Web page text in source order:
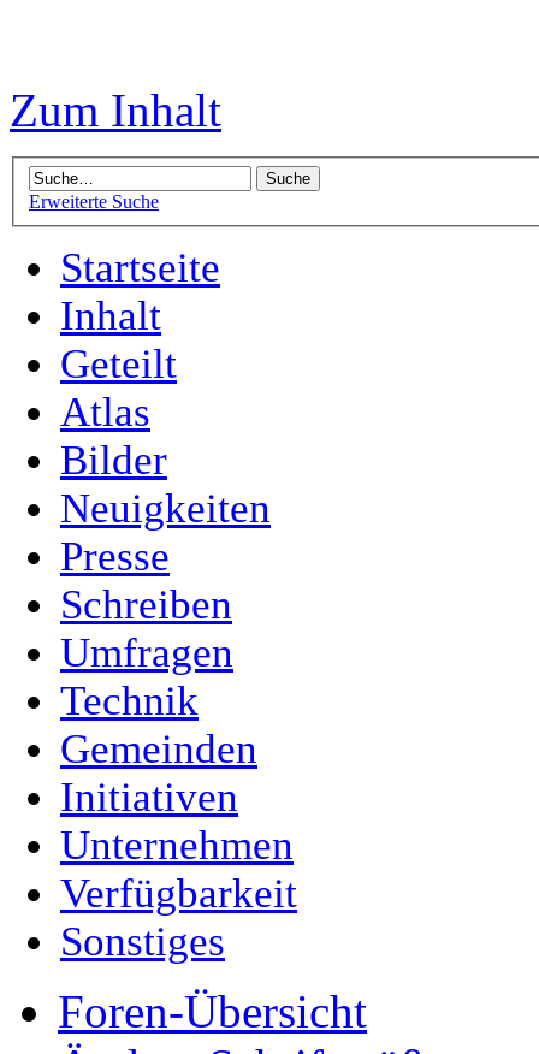
Zum Inhalt
Erweiterte Suche
Startseite
Inhalt
Geteilt
Atlas
Bilder
Neuigkeiten
Presse
Schreiben
Umfragen
Technik
Gemeinden
Initiativen
Unternehmen
Verfügbarkeit
Sonstiges
Foren-Übersicht